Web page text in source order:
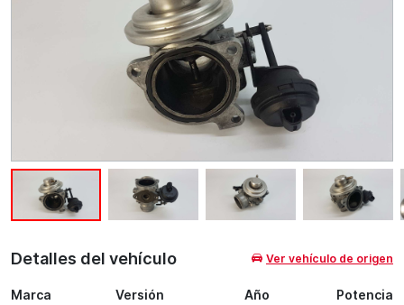
Detalles del vehículo Ver vehículo de origen
Marca
Versión
Año
Potencia